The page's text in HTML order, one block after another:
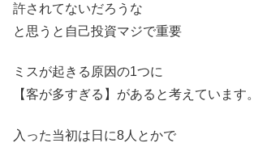
許されてないだろうな
と思うと自己投資マジで重要
ミスが起きる原因の1つに
【客が多すぎる】があると考えています。
入った当初は日に8人とかで